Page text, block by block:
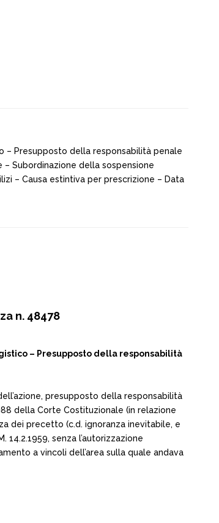
– Presupposto della responsabilità penale
Subordinazione della sospensione
– Causa estintiva per prescrizione – Data
n. 48478
– Presupposto della responsabilità
presupposto della responsabilità
della Corte Costituzionale (in relazione
dei precetto (c.d. ignoranza inevitabile, e
senza l’autorizzazione
a vincoli dell’area sulla quale andava